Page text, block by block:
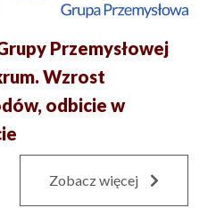
Przemysłowej
Wzrost
odbicie w
Zobacz więcej